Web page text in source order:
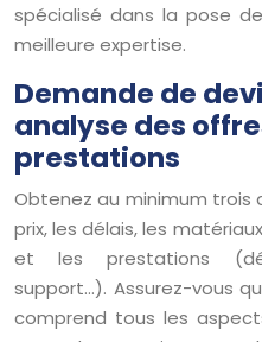
spécialisé dans la pose
meilleure expertise.
Demande de
analyse des
prestations
Obtenez au minimum trois
prix, les délais, les
et les prestations
support…). Assurez-vous
comprend tous les